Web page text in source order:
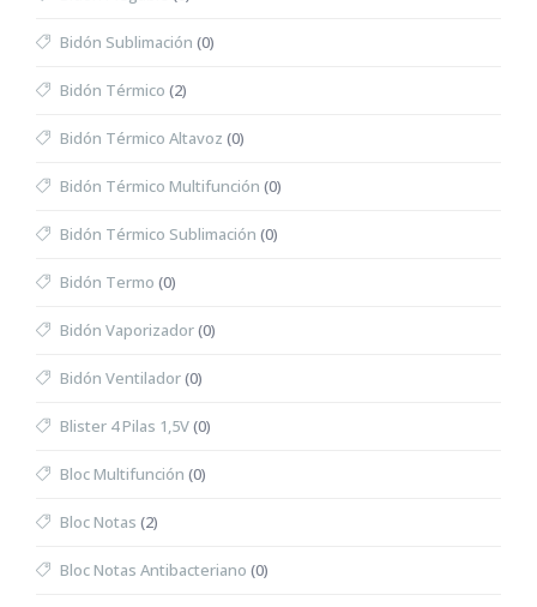
Bidón Sublimación (0)
Bidón Térmico (2)
Bidón Térmico Altavoz (0)
Bidón Térmico Multifunción (0)
Bidón Térmico Sublimación (0)
Bidón Termo (0)
Bidón Vaporizador(0)
Bidón Ventilador(0)
Blister 4 Pilas 1,5V(0)
Bloc Multifunción (0)
Bloc Notas (2)
Bloc Notas Antibacteriano (0)